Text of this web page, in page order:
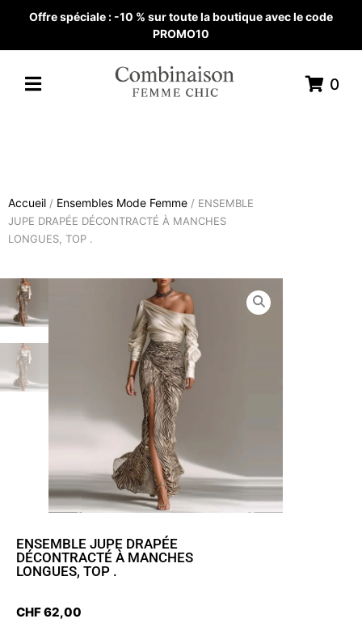
Offre spéciale : -10 % sur toute la boutique avec le code
PROMO10
0
Accueil / Ensembles Mode Femme / ENSEMBLE
JUPE DRAPÉE DÉCONTRACTÉ À MANCHES
LONGUES, TOP .
ENSEMBLE JUPE DRAPÉE
DÉCONTRACTÉ À MANCHES
LONGUES, TOP .
CHF62,00